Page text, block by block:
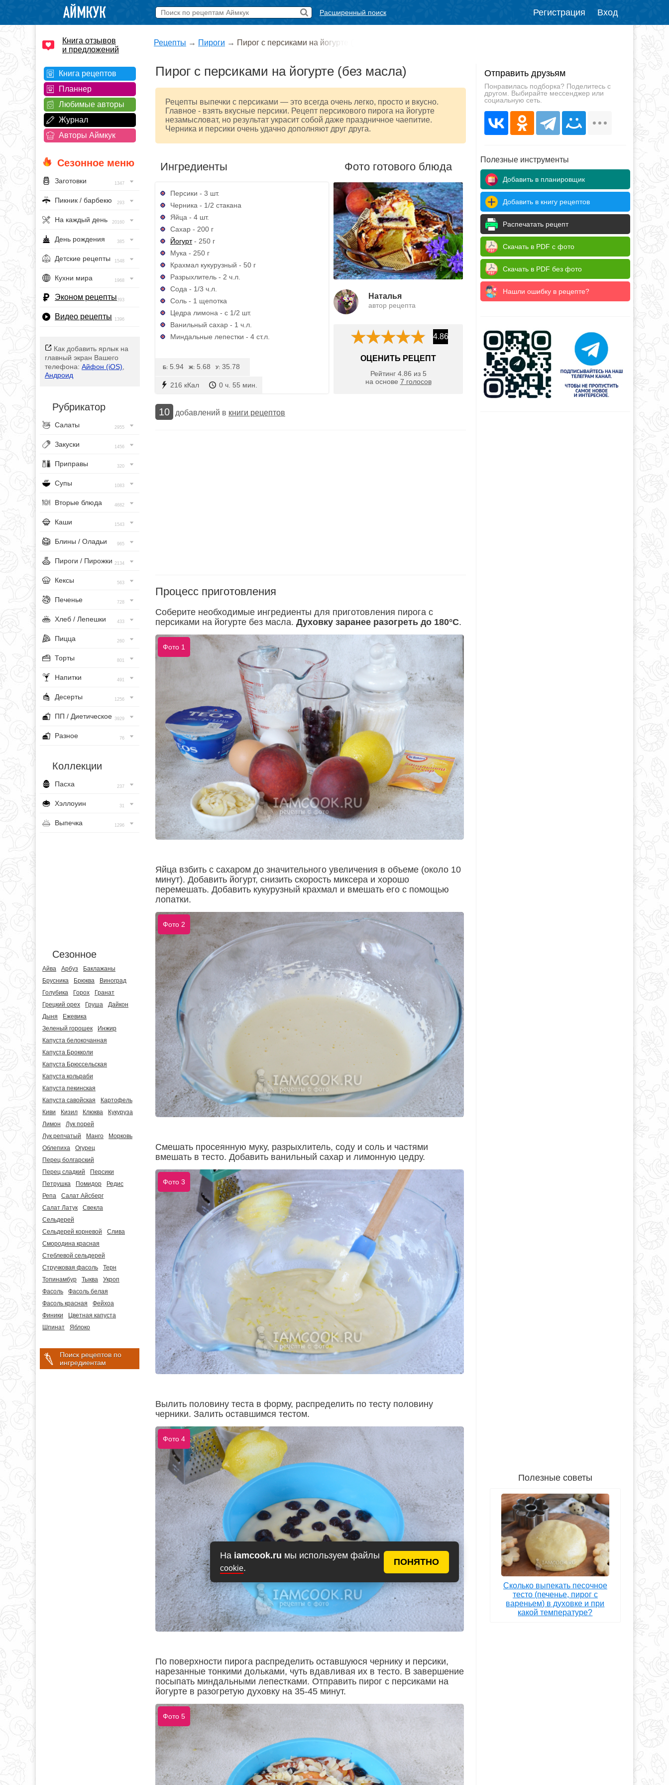
На iamcook.ru мы используем файлы
cookie.
ПОНЯТНО
Расширенный поиск Регистрация Вход
Книга отзывов
и предложений
Книга рецептов
Планнер
Любимые авторы
Журнал
Авторы Аймкук
Сезонное меню
Заготовки 1347
Пикник / барбекю 293
На каждый день 20160
День рождения 385
Детские рецепты 1548
Кухни мира 1968
Эконом рецепты393
Видео рецепты 1396
Как добавить ярлык на
главный экран Вашего
телефона: Айфон (iOS)
Андроид
Рубрикатор
Салаты 2955
Закуски 1456
Приправы 320
Супы 1083
Вторые блюда 4682
Каши 1543
Блины / Оладьи 965
Пироги / Пирожки 2134
Кексы 563
Печенье 728
Хлеб / Лепешки 433
Пицца 260
Торты 801
Напитки 491
Десерты 1256
ПП / Диетическое 3929
Разное 76
Коллекции
Пасха 237
Хэллоуин 31
Выпечка 1296
Сезонное
Айва Арбуз
Баклажаны
Брусника
Брюква
Виноград
Голубика
Горох
Гранат
Грецкий орех
Груша
Дайкон
Дыня
Ежевика
Зеленый горошек
Инжир
Капуста белокочанная
Капуста Брокколи
Капуста Брюссельская
Капуста кольраби
Капуста пекинская
Капуста савойская
Картофель
Киви
Кизил Клюква
Кукуруза
Лимон
Лук порей
Лук репчатый
Манго
Морковь
Облепиха
Огурец
Перец болгарский
Перец сладкий
Персики
Петрушка
Помидор
Редис
Репа
Салат Айсберг
Салат Латук
Свекла
Сельдерей
Сельдерей корневой
Слива
Смородина красная
Стеблевой сельдерей
Стручковая фасоль
Терн
Топинамбур
Тыква
Укроп
Фасоль
Фасоль белая
Фасоль красная
Фейхоа
Финики
Цветная капуста
Шпинат
Яблоко
Поиск рецептов по
ингредиентам
Рецепты → Пироги → Пирог с персиками на йогурте (
Пирог с персиками на йогурте (без масла)
Рецепты выпечки с персиками — это всегда очень легко, просто и вкусно.
Главное - взять вкусные персики. Рецепт персикового пирога на йогурте
незамысловат, но результат украсит собой даже праздничное чаепитие.
Черника и персики очень удачно дополняют друг друга.
Ингредиенты
Персики - 3 шт.
Черника - 1/2 стакана
Яйца - 4 шт.
Сахар - 200 г
Йогурт- 250 г
Мука - 250 г
Крахмал кукурузный - 50 г
Разрыхлитель - 2 ч.л.
Сода - 1/3 ч.л.
Соль - 1 щепотка
Цедра лимона - с 1/2 шт.
Ванильный сахар - 1 ч.л.
Миндальные лепестки - 4 ст.л.
216 кКал 0 ч. 55 мин.
Б: 5.94 Ж: 5.68 У: 35.78
Фото готового блюда
Наталья
автор рецепта
4.86
ОЦЕНИТЬ РЕЦЕПТ
Рейтинг 4.86 из 5
на основе 7 голосов
10 добавлений в книги рецептов
Процесс приготовления
Соберите необходимые ингредиенты для приготовления пирога с
персиками на йогурте без масла. Духовку заранее разогреть до 180°С.
Фото 1
Яйца взбить с сахаром до значительного увеличения в объеме (около 10
минут). Добавить йогурт, снизить скорость миксера и хорошо
перемешать. Добавить кукурузный крахмал и вмешать его с помощью
лопатки.
Фото 2
Смешать просеянную муку, разрыхлитель, соду и соль и частями
вмешать в тесто. Добавить ванильный сахар и лимонную цедру.
Фото 3
Вылить половину теста в форму, распределить по тесту половину
черники. Залить оставшимся тестом.
Фото 4
По поверхности пирога распределить оставшуюся чернику и персики,
нарезанные тонкими дольками, чуть вдавливая их в тесто. В завершение
посыпать миндальными лепестками. Отправить пирог с персиками на
йогурте в разогретую духовку на 35-45 минут.
Фото 5
Отправить друзьям
Понравилась подборка? Поделитесь с
другом. Выбирайте мессенджер или
социальную сеть.
Полезные инструменты
Добавить в планировщик
Добавить в книгу рецептов
Распечатать рецепт
Скачать в PDF с фото
Скачать в PDF без фото
Нашли ошибку в рецепте?
Полезные советы
Сколько выпекать песочное
тесто (печенье, пирог с
вареньем) в духовке и при
какой температуре?